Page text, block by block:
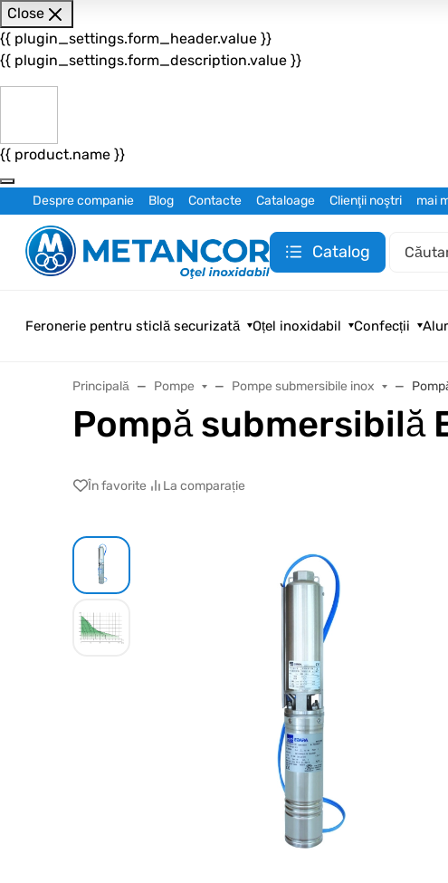
Close
{{ plugin_settings.form_header.value }}
{{ plugin_settings.form_description.value }}
{{ product.name }}
Despre companie Blog Contacte Cataloage Clienţii noştri mai
Catalog
Feronerie pentru sticlă securizată Oțel inoxidabil Confecții
Principală Pompe Pompe submersibile inox
Pompă submersibilă
În favorite La comparație